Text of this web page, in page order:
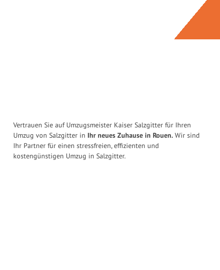
Vertrauen Sie auf Umzugsmeister Kaiser Salzgitter für Ihren
Umzug von Salzgitter in Ihr neues Zuhause in Rouen. Wir sind
Ihr Partner für einen stressfreien, effizienten und
kostengünstigen Umzug in Salzgitter.